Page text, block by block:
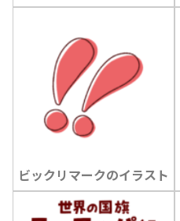
ビックリマークのイラスト